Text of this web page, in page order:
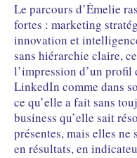
Le parcours d’Émelie
fortes : marketing
innovation et
sans hiérarchie claire,
l’impression d’un
LinkedIn comme dans
ce qu’elle a fait sans
business qu’elle sait
présentes, mais elles ne
en résultats, en